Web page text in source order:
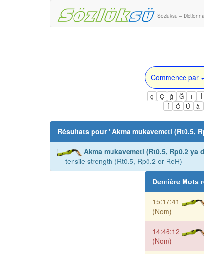
Sozluksu –
Commence par
ç Ç ğ Ğ ı İ
Í
Ó Ú à
Résultats pour "Akma mukavemeti (Rt0.5,
Akma mukavemeti (Rt0.5, Rp0.2 ya
tensile strength (Rt0.5, Rp0.2 or ReH)
Dernière Mots
15:17:41
(Nom)
14:46:12
(Nom)